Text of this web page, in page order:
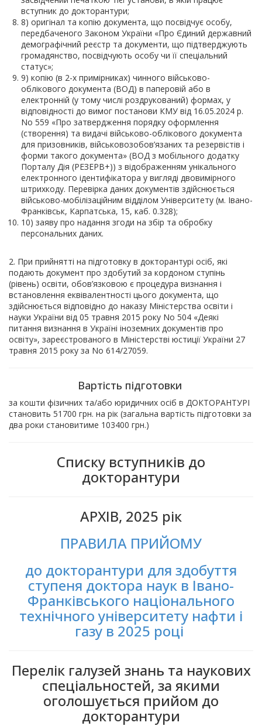
вступник до докторантури;
8) оригінал та копію документа, що посвідчує особу,
передбаченого Законом України «Про Єдиний державний
демографічний реєстр та документи, що підтверджують
громадянство, посвідчують особу чи її спеціальний
статус»;
9) копію (в 2-х примірниках) чинного військово-
облікового документа (ВОД) в паперовій або в
електронній (у тому числі роздрукований) формах, у
відповідності до вимог постанови КМУ від 16.05.2024 р.
No 559 «Про затвердження порядку оформлення
(створення) та видачі військово-облікового документа
для призовників, військовозобов’язаних та резервістів і
форми такого документа» (ВОД з мобільного додатку
Порталу Дія (РЕЗЕРВ+)) з відображенням унікального
електронного ідентифікатора у вигляді двовимірного
штрихкоду. Перевірка даних документів здійснюється
військово-мобілізаційним відділом Університету (м. Івано-
Франківськ, Карпатська, 15, каб. 0.328);
10) заяву про надання згоди на збір та обробку
персональних даних.
2. При прийнятті на підготовку в докторантурі осіб, які
подають документ про здобутий за кордоном ступінь
(рівень) освіти, обов’язковою є процедура визнання і
встановлення еквівалентності цього документа, що
здійснюється відповідно до наказу Міністерства освіти і
науки України від 05 травня 2015 року No 504 «Деякі
питання визнання в Україні іноземних документів про
освіту», зареєстрованого в Міністерстві юстиції України 27
травня 2015 року за No 614/27059.
Вартість підготовки
за кошти фізичних та/або юридичних осіб в ДОКТОРАНТУРІ
становить 51700 грн. на рік (загальна вартість підготовки за
два роки становитиме 103400 грн.)
Cписку вступників до
докторантури
АРХІВ, 2025 рік
ПРАВИЛА ПРИЙОМУ
до докторантури для здобуття
ступеня доктора наук в Івано-
Франківського національного
технічного університету нафти і
газу в 2025 році
Перелік галузей знань та наукових
спеціальностей, за якими
оголошується прийом до
докторантури